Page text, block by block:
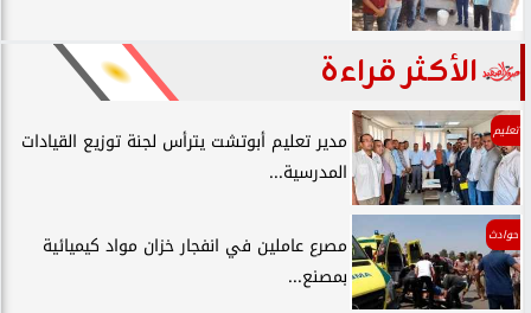
الأكثر قراءة
تعليم
مدير تعليم أبوتشت يترأس لجنة توزيع القيادات
المدرسية...
حوادث
مصرع عاملين في انفجار خزان مواد كيميائية
بمصنع...